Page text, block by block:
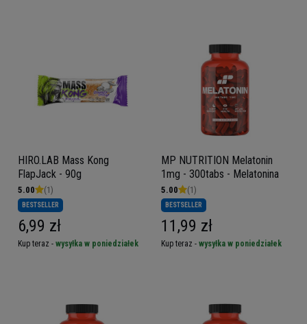
HIRO.LAB Mass Kong
FlapJack - 90g
5.00 (1)
BESTSELLER
6,99 zł
Kup teraz - wysyłka w poniedziałek
MP NUTRITION Melatonin
1mg - 300tabs - Melatonina
5.00 (1)
BESTSELLER
11,99 zł
Kup teraz - wysyłka w poniedziałek